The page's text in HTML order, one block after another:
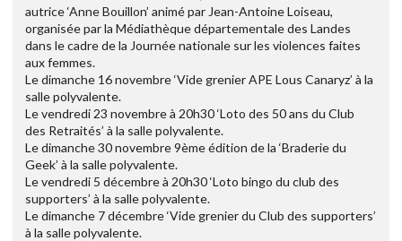
autrice ‘Anne Bouillon’ animé par Jean-Antoine Loiseau,
organisée par la Médiathèque départementale des Landes
dans le cadre de la Journée nationale sur les violences faites
aux femmes.
Le dimanche 16 novembre ‘Vide grenier APE Lous Canaryz’ à la
salle polyvalente.
Le vendredi 23 novembre à 20h30 ‘Loto des 50 ans du Club
des Retraités’ à la salle polyvalente.
Le dimanche 30 novembre 9ème édition de la ‘Braderie du
Geek’ à la salle polyvalente.
Le vendredi 5 décembre à 20h30 ‘Loto bingo du club des
supporters’ à la salle polyvalente.
Le dimanche 7 décembre ‘Vide grenier du Club des supporters’
à la salle polyvalente.